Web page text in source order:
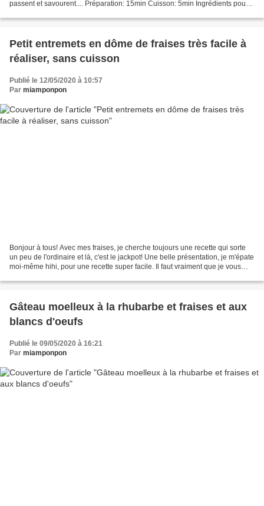
passent et savourent.... Préparation: 15min Cuisson: 5min Ingrédients pour 2
Petit entremets en dôme de fraises très facile à
réaliser, sans cuisson
Publié le 12/05/2020 à 10:57
Par miamponpon
Bonjour à tous! Avec mes fraises, je cherche toujours une recette qui sorte
un peu de l'ordinaire et là, c'est le jackpot! Une belle présentation, je m'épate
moi-même hihi, pour une recette super facile. Il faut vraiment que je vous
Gâteau moelleux à la rhubarbe et fraises et aux
blancs d'oeufs
Publié le 09/05/2020 à 16:21
Par miamponpon